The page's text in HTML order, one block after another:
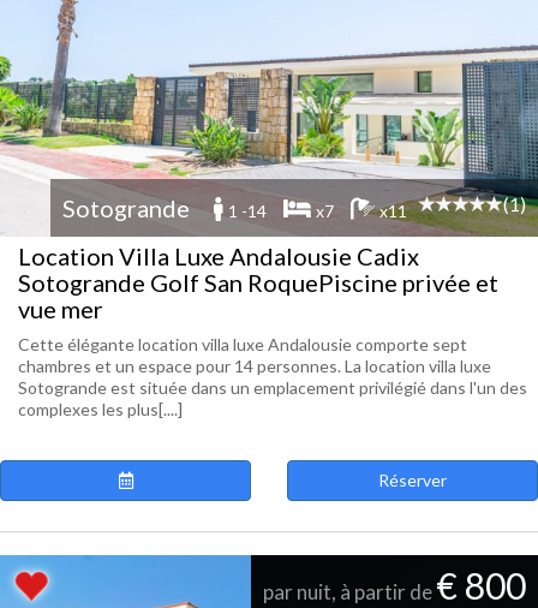
Sotogrande 1 -14 x7 x11 (1)
Location Villa Luxe Andalousie Cadix
Sotogrande Golf San RoquePiscine privée et
vue mer
Cette élégante location villa luxe Andalousie comporte sept
chambres et un espace pour 14 personnes. La location villa luxe
Sotogrande est située dans un emplacement privilégié dans l'un des
complexes les plus[....]
Réserver
par nuit, à partir de€ 800